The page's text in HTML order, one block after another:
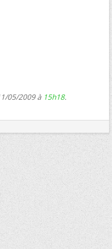
05/2009 à 15h18.